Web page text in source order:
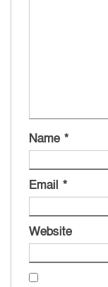
Name *
Email *
Website